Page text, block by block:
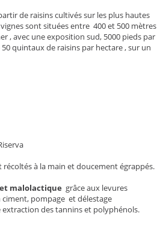
de raisins cultivés sur les plus hautes
sont situées entre 400 et 500 mètres
, avec une exposition sud, 5000 pieds par
quintaux de raisins par hectare , sur un
récoltés à la main et doucement égrappés.
malolactique grâce aux levures
ciment, pompage et délestage
des tannins et polyphénols.